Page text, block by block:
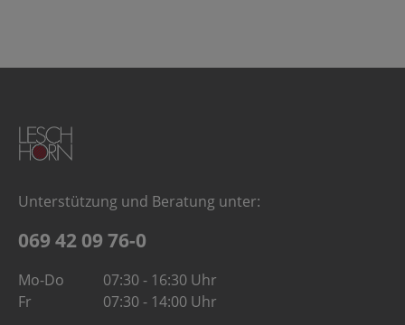
Unterstützung und Beratung unter:
069 42 09 76-0
Mo-Do
07:30 - 16:30 Uhr
Fr
07:30 - 14:00 Uhr